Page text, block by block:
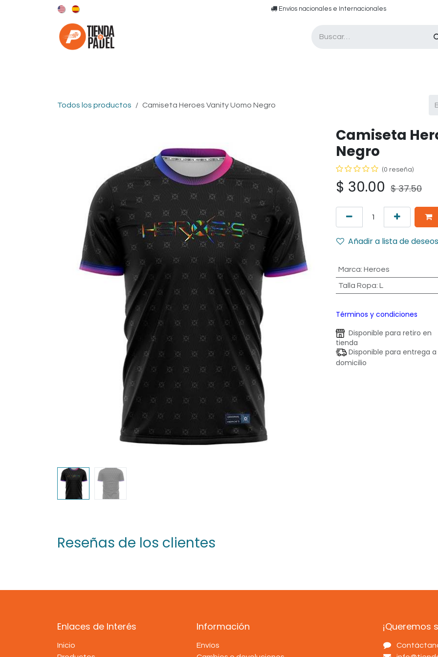
​​ E​nvíos nacionales e ​​​Internacionales​
Todos los productos Camiseta Heroes Vanity Uomo Negro
Camiseta
Negro
(0 reseña)
$ 30.00 $37.50
Añadir a lista de deseos
Marca: Heroes
Talla Ropa: L
Términos y condiciones
Disponible para retiro en
tienda
Disponible para entrega a
domicilio
Reseñas de los clientes
Enlaces de Interés
Inicio
Información
Envíos
¡Queremos